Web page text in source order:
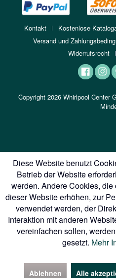
Kontakt Kostenlose
Versand und
Widerrufsrecht
Copyright 2026 Whirlpool Center
Diese Website benutzt
Betrieb der Website
werden. Andere Cookies,
dieser Website erhöhen, zur
verwendet werden, der
Interaktion mit anderen
vereinfachen sollen,
gesetzt. Mehr
Ablehnen Alle